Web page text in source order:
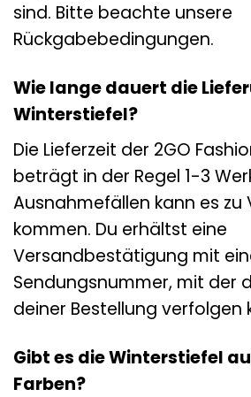
sind. Bitte beachte unsere
Rückgabebedingungen.
Wie lange dauert die
Winterstiefel?
Die Lieferzeit der 2GO
beträgt in der Regel 1-3
Ausnahmefällen kann es zu
kommen. Du erhältst eine
Versandbestätigung mit
Sendungsnummer, mit der
deiner Bestellung verfolgen
Gibt es die Winterstiefel
Farben?